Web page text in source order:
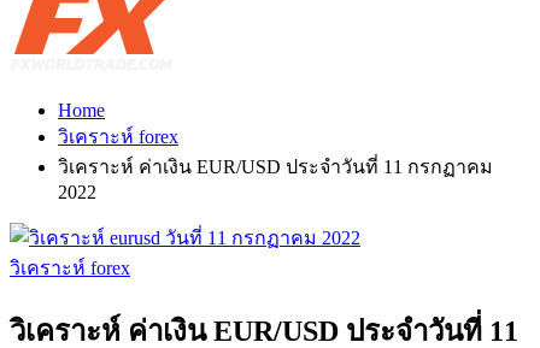
Home
วิเคราะห์ forex
วิเคราะห์ ค่าเงิน EUR/USD ประจำวันที่ 11 กรกฏาคม
2022
วิเคราะห์ forex
วิเคราะห์ ค่าเงิน EUR/USD ประจำวันที่ 11